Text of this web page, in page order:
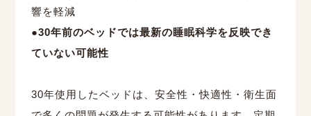
響を軽減
●30年前のベッドでは最新の睡眠科学を反映でき
ていない可能性
30年使用したベッドは、安全性・快適性・衛生面